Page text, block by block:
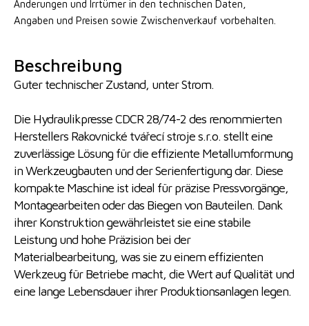
Änderungen und Irrtümer in den technischen Daten,
Angaben und Preisen sowie Zwischenverkauf vorbehalten.
Beschreibung
Guter technischer Zustand, unter Strom.
Die Hydraulikpresse CDCR 28/74-2 des renommierten
Herstellers Rakovnické tvářecí stroje s.r.o. stellt eine
zuverlässige Lösung für die effiziente Metallumformung
in Werkzeugbauten und der Serienfertigung dar. Diese
kompakte Maschine ist ideal für präzise Pressvorgänge,
Montagearbeiten oder das Biegen von Bauteilen. Dank
ihrer Konstruktion gewährleistet sie eine stabile
Leistung und hohe Präzision bei der
Materialbearbeitung, was sie zu einem effizienten
Werkzeug für Betriebe macht, die Wert auf Qualität und
eine lange Lebensdauer ihrer Produktionsanlagen legen.